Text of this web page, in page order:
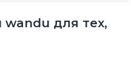
для тех,